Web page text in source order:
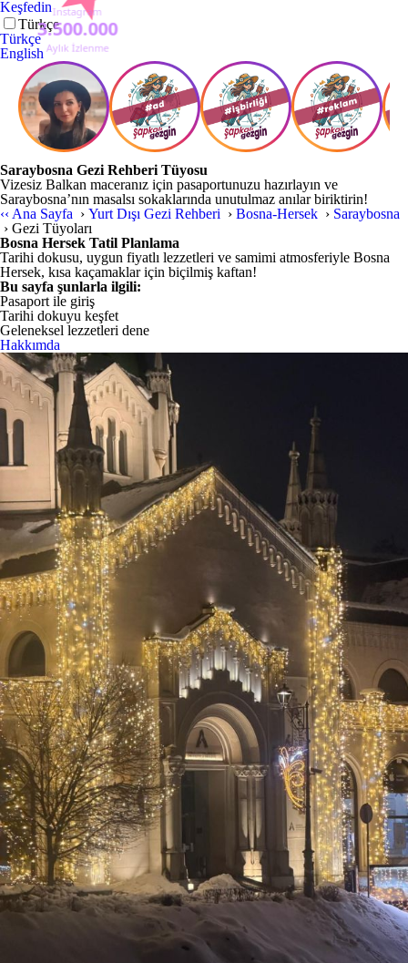
Keşfedin
Türkçe
Türkçe
English
Saraybosna Gezi Rehberi Tüyosu
Vizesiz Balkan maceranız için pasaportunuzu hazırlayın ve
Saraybosna’nın masalsı sokaklarında unutulmaz anılar biriktirin!
‹‹ Ana Sayfa › Yurt Dışı Gezi Rehberi › Bosna-Hersek › Saraybosna
› Gezi Tüyoları
Bosna Hersek Tatil Planlama
Tarihi dokusu, uygun fiyatlı lezzetleri ve samimi atmosferiyle Bosna
Hersek, kısa kaçamaklar için biçilmiş kaftan!
Bu sayfa şunlarla ilgili:
Pasaport ile giriş
Tarihi dokuyu keşfet
Geleneksel lezzetleri dene
Hakkımda